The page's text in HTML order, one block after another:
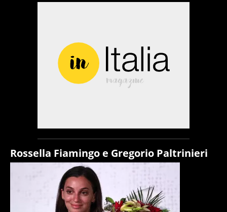
Rossella Fiamingo e Gregorio Paltrinieri